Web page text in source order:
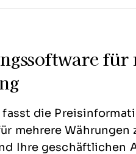
die
mehrere Währungen
Ihre geschäftlichen